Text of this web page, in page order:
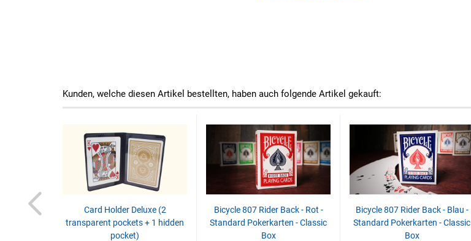
Kunden, welche diesen Artikel bestellten, haben auch folgende Artikel gekauft:
- Red
Card Holder Deluxe (2
transparent pockets + 1 hidden
pocket)
Bicycle 807 Rider Back - Rot -
Standard Pokerkarten - Classic
Box
Bicycle 807 Rider Back - Blau -
Standard Pokerkarten - Classic
Box